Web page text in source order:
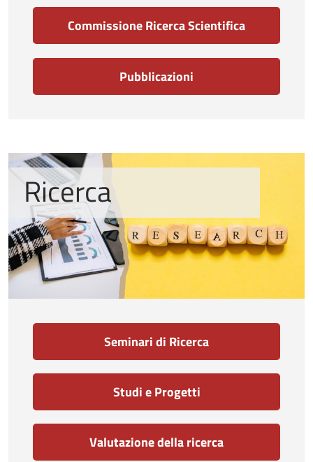
Commissione Ricerca Scientifica
Pubblicazioni
Seminari di Ricerca
Studi e Progetti
Valutazione della ricerca
Ricerca